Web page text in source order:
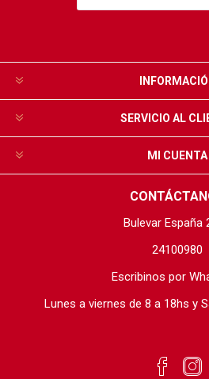
SERVICIO AL
MI CUENTA
Bulevar España
24100980
Escribinos por
Lunes a viernes de 8 a 18hs y